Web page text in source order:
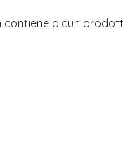
contiene alcun